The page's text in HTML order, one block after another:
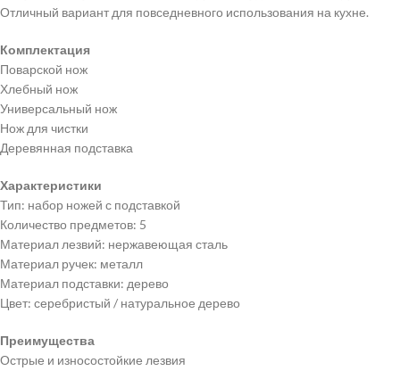
Отличный вариант для повседневного использования на кухне.
Комплектация
Поварской нож
Хлебный нож
Универсальный нож
Нож для чистки
Деревянная подставка
Характеристики
Тип: набор ножей с подставкой
Количество предметов: 5
Материал лезвий: нержавеющая сталь
Материал ручек: металл
Материал подставки: дерево
Цвет: серебристый / натуральное дерево
Преимущества
Острые и износостойкие лезвия